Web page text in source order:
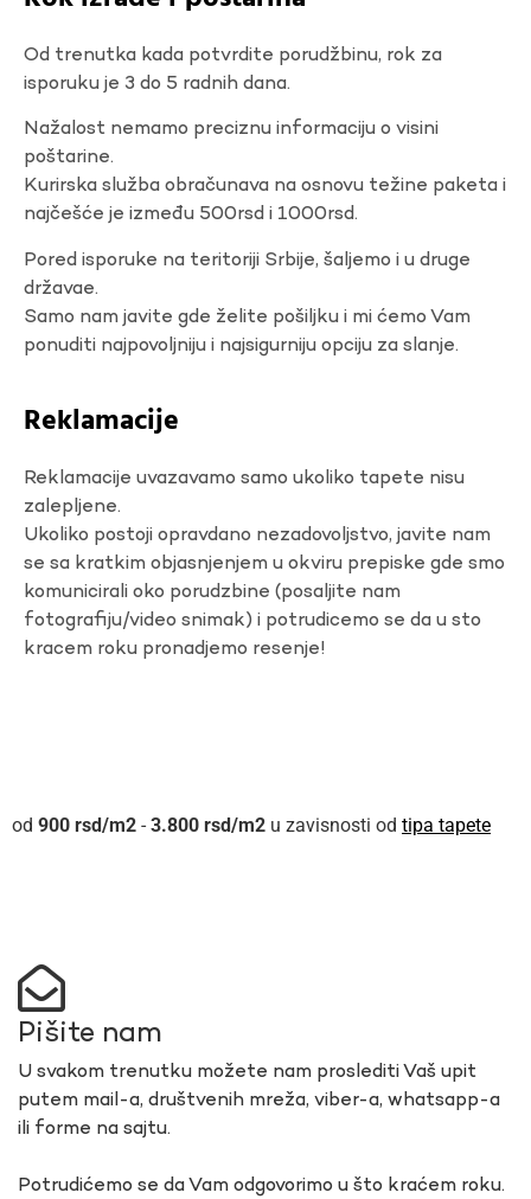
Od trenutka kada potvrdite porudžbinu, rok za
isporuku je 3 do 5 radnih dana.
Nažalost nemamo preciznu informaciju o visini
poštarine.
Kurirska služba obračunava na osnovu težine paketa i
najčešće je između 500rsd i 1000rsd.
Pored isporuke na teritoriji Srbije, šaljemo i u druge
državae.
Samo nam javite gde želite pošiljku i mi ćemo Vam
ponuditi najpovoljniju i najsigurniju opciju za slanje.
Reklamacije
Reklamacije uvazavamo samo ukoliko tapete nisu
zalepljene.
Ukoliko postoji opravdano nezadovoljstvo, javite nam
se sa kratkim objasnjenjem u okviru prepiske gde smo
komunicirali oko porudzbine (posaljite nam
fotografiju/video snimak) i potrudicemo se da u sto
kracem roku pronadjemo resenje!
900 rsd - 3.800 rsd u zavisnosti od tipa tapete
Pišite nam
U svakom trenutku možete nam proslediti Vaš upit
putem mail-a, društvenih mreža, viber-a, whatsapp-a
ili forme na sajtu.
Potrudićemo se da Vam odgovorimo u što kraćem roku.